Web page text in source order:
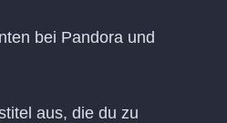
bei Pandora und
aus, die du zu